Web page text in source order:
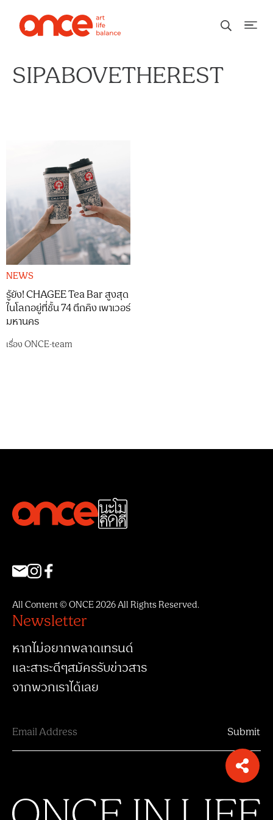
SIPABOVETHEREST
NEWS
รู้ยัง! CHAGEE Tea Bar สูงสุด
ในโลกอยู่ที่ชั้น 74 ตึกคิง เพาเวอร์
มหานคร
เรื่องONCE-team
All Content © ONCE 2026 All Rights Reserved.
Newsletter
หากไม่อยากพลาดเทรนด์
และสาระดีๆสมัครรับข่าวสาร
จากพวกเราได้เลย